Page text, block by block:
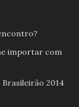
importar com
2014